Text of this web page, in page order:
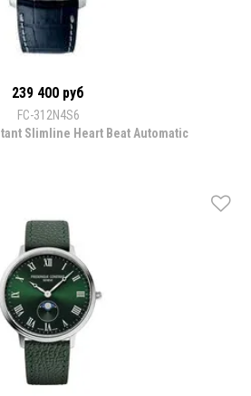
239 400 руб
FC-312N4S6
Slimline Heart Beat Automatic